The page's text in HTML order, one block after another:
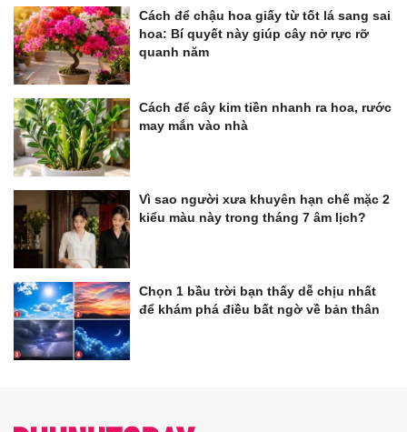
Cách để chậu hoa giấy từ tốt lá sang sai
hoa: Bí quyết này giúp cây nở rực rỡ
quanh năm
Cách để cây kim tiền nhanh ra hoa, rước
may mắn vào nhà
Vì sao người xưa khuyên hạn chế mặc 2
kiểu màu này trong tháng 7 âm lịch?
Chọn 1 bầu trời bạn thấy dễ chịu nhất
để khám phá điều bất ngờ về bản thân